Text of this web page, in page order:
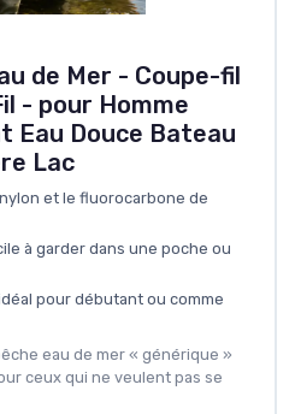
de Mer - Coupe-fil
- pour Homme
Eau Douce Bateau
Lac
et le fluorocarbone de
à garder dans une poche ou
pour débutant ou comme
eau de mer « générique »
ceux qui ne veulent pas se